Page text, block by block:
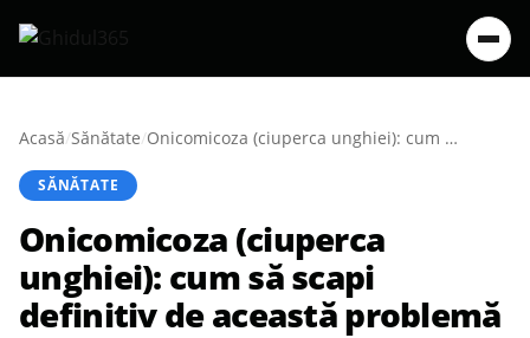
Acasă/Sănătate/ Onicomicoza (ciuperca unghiei): cum să scapi definitiv de această problemă
SĂNĂTATE
Onicomicoza (ciuperca
unghiei): cum să scapi
definitiv de această problemă